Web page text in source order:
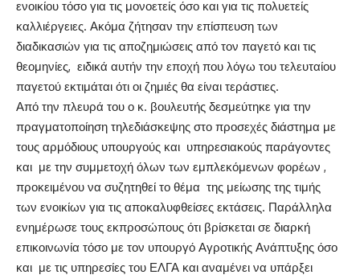
ενοικίου τόσο για τις μονοετείς όσο και για τις πολυετείς
καλλιέργειες. Ακόμα ζήτησαν την επίσπευση των
διαδικασιών για τις αποζημιώσεις από τον παγετό και τις
θεομηνίες, ειδικά αυτήν την εποχή που λόγω του τελευταίου
παγετού εκτιμάται ότι οι ζημιές θα είναι τεράστιες.
Από την πλευρά του ο κ. βουλευτής δεσμεύτηκε για την
πραγματοποίηση τηλεδιάσκεψης στο προσεχές διάστημα με
τους αρμόδιους υπουργούς και υπηρεσιακούς παράγοντες
και με την συμμετοχή όλων των εμπλεκόμενων φορέων ,
προκειμένου να συζητηθεί το θέμα της μείωσης της τιμής
των ενοικίων για τις αποκαλυφθείσες εκτάσεις. Παράλληλα
ενημέρωσε τους εκπροσώπους ότι βρίσκεται σε διαρκή
επικοινωνία τόσο με τον υπουργό Αγροτικής Ανάπτυξης όσο
και με τις υπηρεσίες του ΕΛΓΑ και αναμένει να υπάρξει